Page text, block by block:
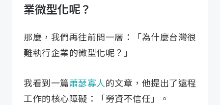
業微型化呢？
那麼，我們再往前問一層：「為什麼台灣很
難執行企業的微型化呢？」
我看到一篇蕭瑟寡人的文章，他提出了遠程
工作的核心障礙：「勞資不信任」。